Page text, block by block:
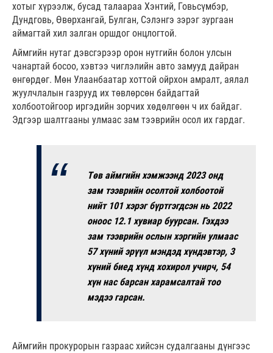
хотыг хүрээлж, бусад талаараа Хэнтий, Говьсүмбэр,
Дундговь, Өвөрхангай, Булган, Сэлэнгэ зэрэг зургаан
аймагтай хил залган оршдог онцлогтой.
Аймгийн нутаг дэвсгэрээр орон нутгийн болон улсын
чанартай босоо, хэвтээ чиглэлийн авто замууд дайран
өнгөрдөг. Мөн Улаанбаатар хоттой ойрхон амралт, аялал
жуулчлалын газрууд их төвлөрсөн байдагтай
холбоотойгоор иргэдийн зорчих хөдөлгөөн ч их байдаг.
Эдгээр шалтгааны улмаас зам тээврийн осол их гардаг.
Төв аймгийн хэмжээнд 2023 онд
зам тээврийн осолтой холбоотой
нийт 101 хэрэг бүртгэгдсэн нь 2022
оноос 12.1 хувиар буурсан. Гэхдээ
зам тээврийн ослын хэргийн улмаас
57 хүний эрүүл мэндэд хүндэвтэр, 3
хүний биед хүнд хохирол учирч, 54
хүн нас барсан харамсалтай тоо
мэдээ гарсан.
Аймгийн прокурорын газраас хийсэн судалгааны дүнгээс